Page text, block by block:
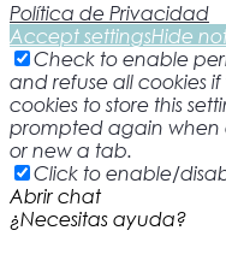
Política de Privacidad
Accept settingsHide
Check to enable
and refuse all cookies
cookies to store this
prompted again when
or new a tab.
Click to enable/
Abrir chat
¿Necesitas ayuda?